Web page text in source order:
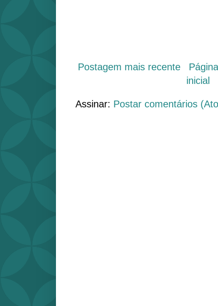
Postagem mais recente
inicial
Assinar: Postar comentários